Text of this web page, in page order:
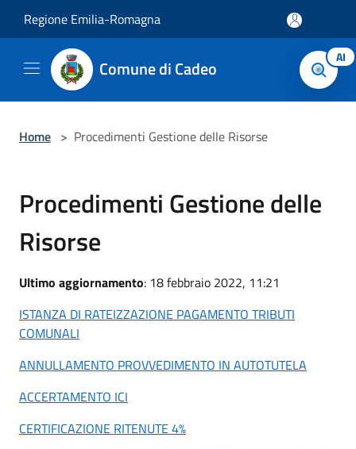
Regione Emilia-Romagna
Comune di Cadeo AI
Home > Procedimenti Gestione delle Risorse
Procedimenti Gestione delle
Risorse
Ultimo aggiornamento: 18 febbraio 2022, 11:21
ISTANZA DI RATEIZZAZIONE PAGAMENTO TRIBUTI
COMUNALI
ANNULLAMENTO PROVVEDIMENTO IN AUTOTUTELA
ACCERTAMENTO ICI
CERTIFICAZIONE RITENUTE 4%